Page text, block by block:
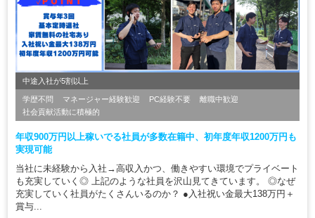
中途入社が5割以上
学歴不問 マネージャー経験歓迎 PC経験不要
離職中歓迎
社会貢献活動に積極的
年収900万円以上稼いでる社員が多数在籍中、初年度年収1200万円も
実現可能
当社に未経験から入社→高収入かつ、働きやすい環境でプライベート
も充実していく◎ 上記のような社員を沢山見てきています。 ◎なぜ
充実していく社員がたくさんいるのか？ ●入社祝い金最大138万円＋
賞与...